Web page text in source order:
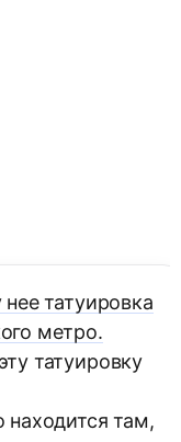
татуировка
метро.
татуировку
там,